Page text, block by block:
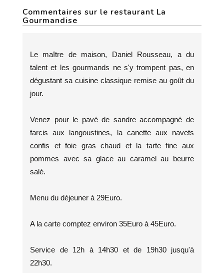
Commentaires sur le restaurant La
Gourmandise
Le maître de maison, Daniel Rousseau, a du
talent et les gourmands ne s'y trompent pas, en
dégustant sa cuisine classique remise au goût du
jour.
Venez pour le pavé de sandre accompagné de
farcis aux langoustines, la canette aux navets
confis et foie gras chaud et la tarte fine aux
pommes avec sa glace au caramel au beurre
salé.
Menu du déjeuner à 29Euro.
A la carte comptez environ 35Euro à 45Euro.
Service de 12h à 14h30 et de 19h30 jusqu'à
22h30.